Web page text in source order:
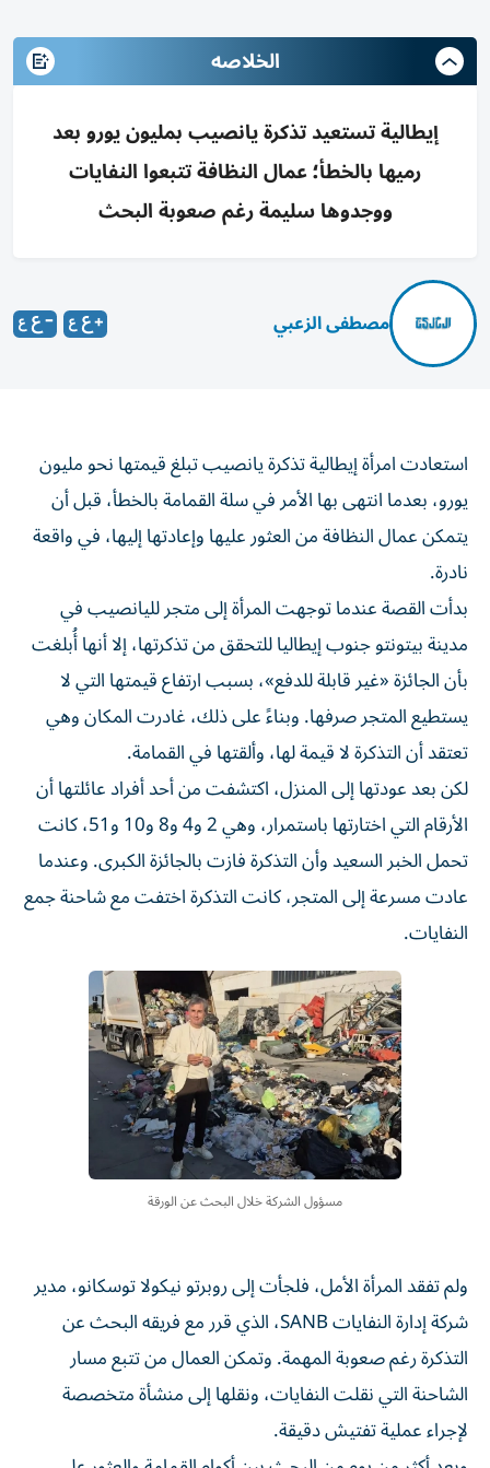
الخلاصه
إيطالية تستعيد تذكرة يانصيب بمليون يورو بعد
رميها بالخطأ؛ عمال النظافة تتبعوا النفايات
ووجدوها سليمة رغم صعوبة البحث
مصطفى الزعبي
استعادت امرأة إيطالية تذكرة يانصيب تبلغ قيمتها نحو مليون
يورو، بعدما انتهى بها الأمر في سلة القمامة بالخطأ، قبل أن
يتمكن عمال النظافة من العثور عليها وإعادتها إليها، في واقعة
نادرة.
بدأت القصة عندما توجهت المرأة إلى متجر لليانصيب في
مدينة بيتونتو جنوب إيطاليا للتحقق من تذكرتها، إلا أنها أُبلغت
بأن الجائزة «غير قابلة للدفع»، بسبب ارتفاع قيمتها التي لا
يستطيع المتجر صرفها. وبناءً على ذلك، غادرت المكان وهي
تعتقد أن التذكرة لا قيمة لها، وألقتها في القمامة.
لكن بعد عودتها إلى المنزل، اكتشفت من أحد أفراد عائلتها أن
الأرقام التي اختارتها باستمرار، وهي 2 و4 و8 و10 و51، كانت
تحمل الخبر السعيد وأن التذكرة فازت بالجائزة الكبرى. وعندما
عادت مسرعة إلى المتجر، كانت التذكرة اختفت مع شاحنة جمع
النفايات.
مسؤول الشركة خلال البحث عن الورقة
ولم تفقد المرأة الأمل، فلجأت إلى روبرتو نيكولا توسكانو، مدير
شركة إدارة النفايات SANB، الذي قرر مع فريقه البحث عن
التذكرة رغم صعوبة المهمة. وتمكن العمال من تتبع مسار
الشاحنة التي نقلت النفايات، ونقلها إلى منشأة متخصصة
لإجراء عملية تفتيش دقيقة.